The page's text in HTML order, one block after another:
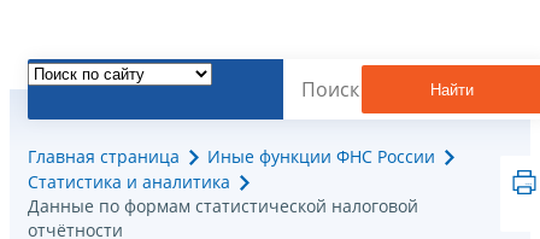
Найти
Главная страница
Иные функции ФНС России
Статистика и аналитика
Данные по формам статистической налоговой
отчётности